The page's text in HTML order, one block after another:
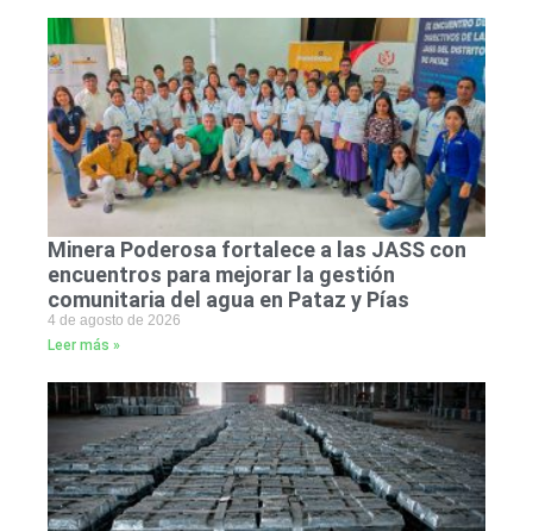
Minera Poderosa fortalece a las JASS con
encuentros para mejorar la gestión
comunitaria del agua en Pataz y Pías
4 de agosto de 2026
Leer más »